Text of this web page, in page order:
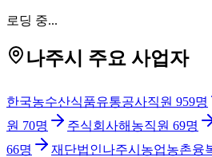
로딩 중...
나주시 주요 사업자
한국농수산식품유통공사직원 959명
원 70명 주식회사해농직원 69명
66명 재단법인나주시농업농촌융